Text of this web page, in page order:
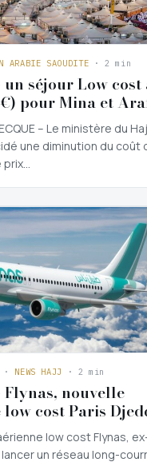
ARABIE SAOUDITE · 2 min
séjour Low cost
pour Mina et
– Le ministère du
une diminution du coût
· NEWS HAJJ · 2 min
Flynas, nouvelle
cost Paris
low cost Flynas,
lancer un réseau long-